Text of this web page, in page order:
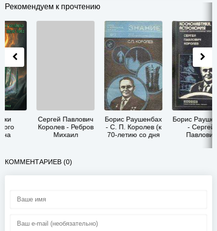
Рекомендуем к прочтению
Сергей Павлович
Королев - Ребров
Борис Раушенбах
- С. П. Королев (к
70-летию со дня
Борис Раушенбах
- Сергей
Павлович
КОММЕНТАРИЕВ (0)